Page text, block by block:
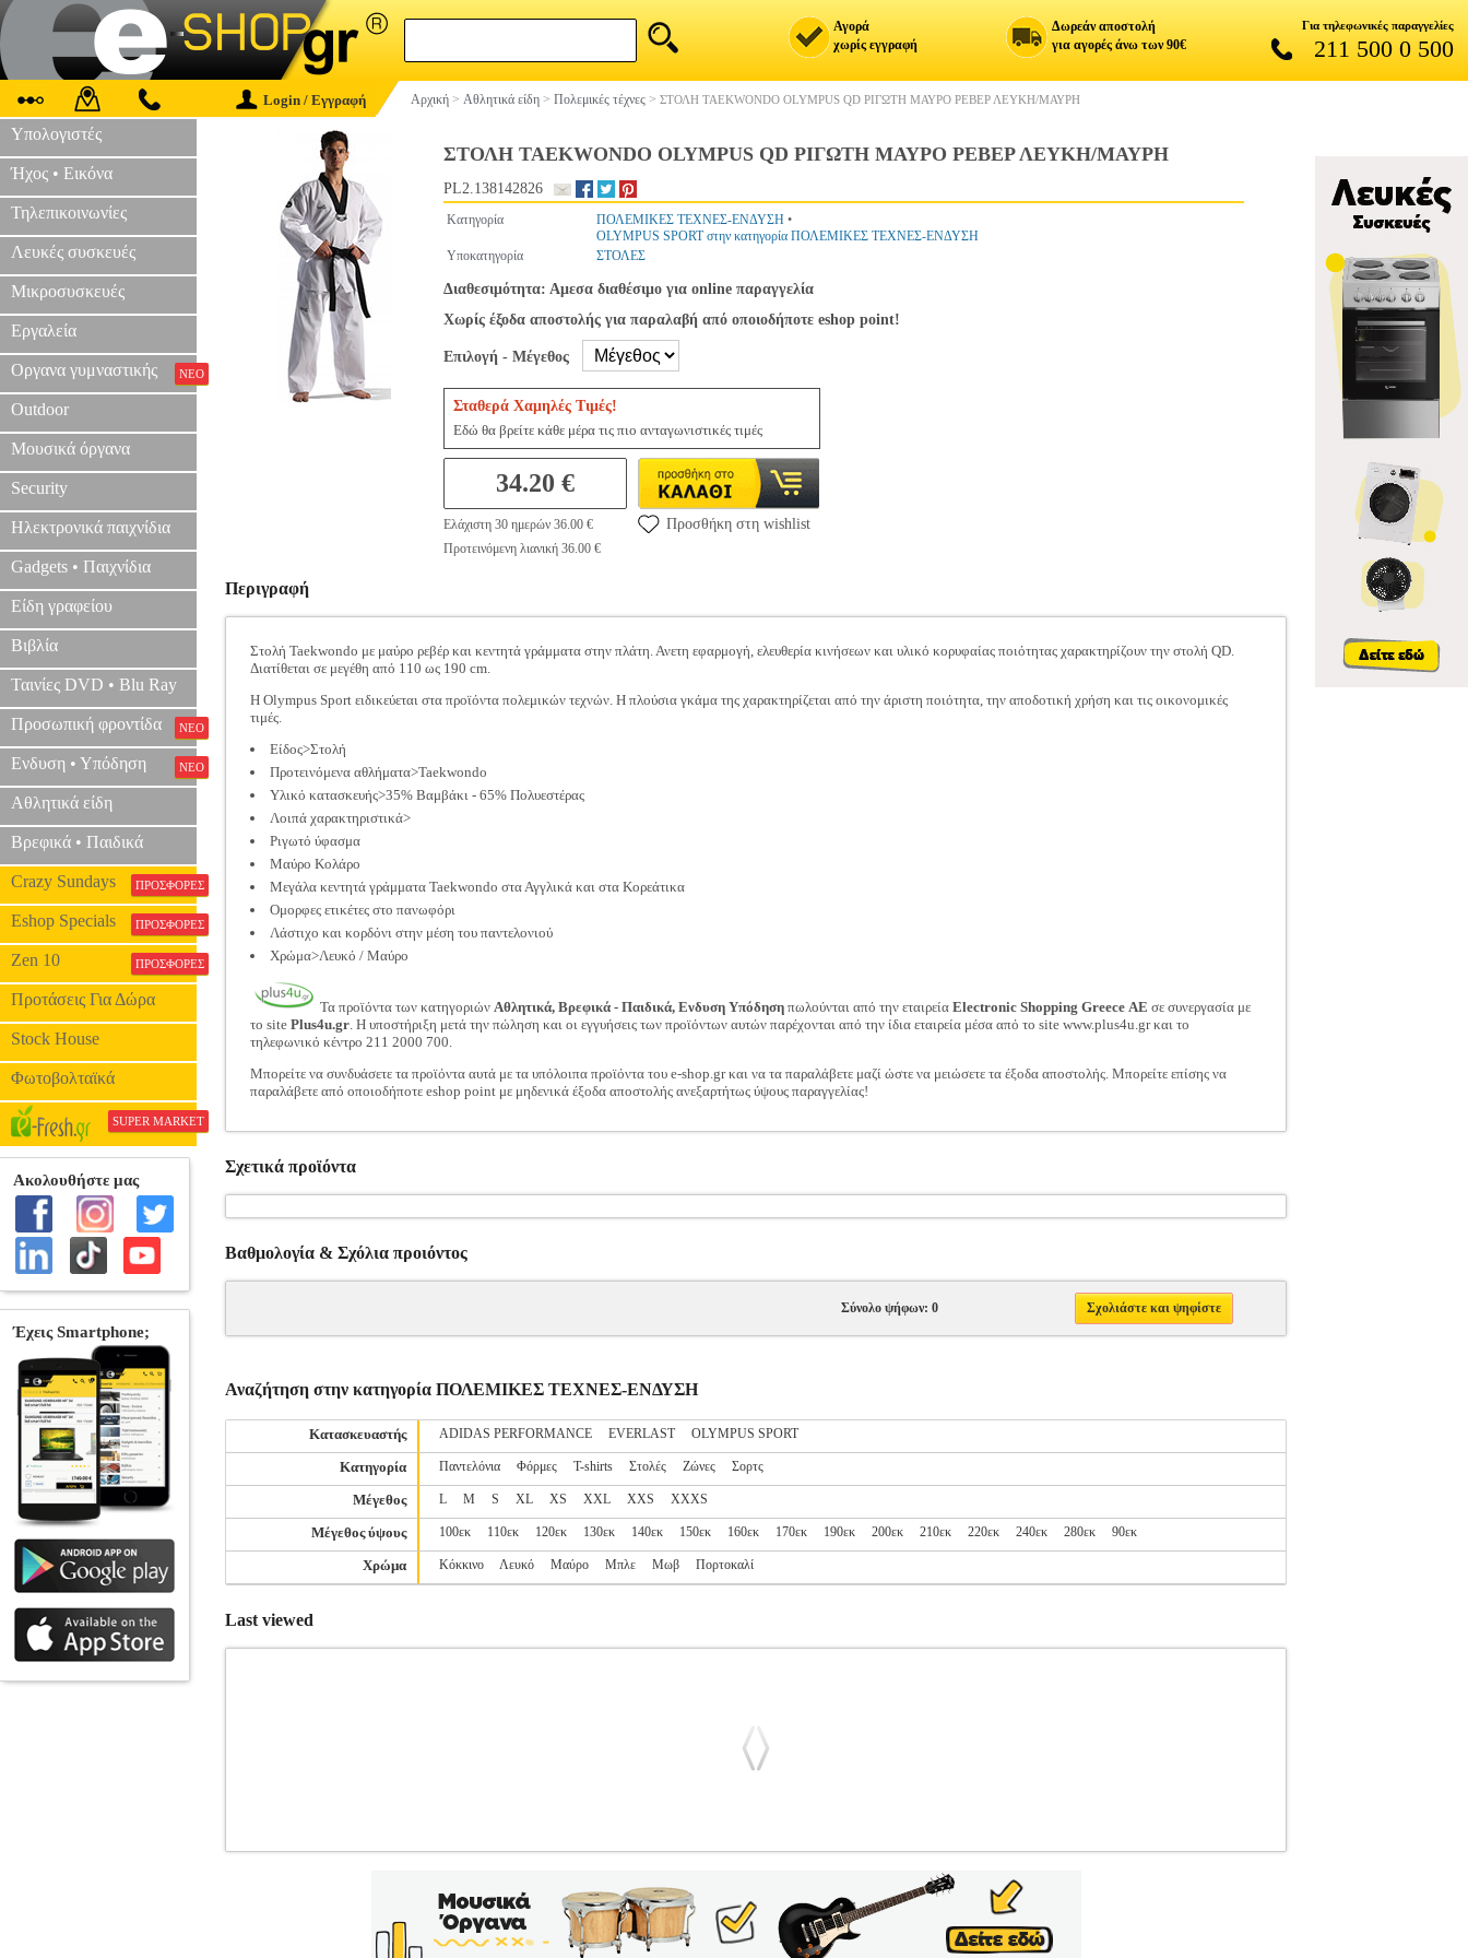
Αγορά
χωρίς εγγραφή
Δωρεάν αποστολή
για αγορές άνω των 90€
Για τηλεφωνικές παραγγελίες
211 500 0 500
Login / Εγγραφή Αρχική > Αθλητικά είδη > Πολεμικές τέχνες > ΣΤΟΛΗ TAEKWONDO OLYMPUS QD ΡΙΓΩΤΗ ΜΑΥΡΟ ΡΕΒΕΡ ΛΕΥΚΗ/ΜΑΥΡΗ
Υπολογιστές
Ήχος • Εικόνα
Τηλεπικοινωνίες
Λευκές συσκευές
Μικροσυσκευές
Εργαλεία
Οργανα γυμναστικής ΝΕΟ
Outdoor
Μουσικά όργανα
Security
Ηλεκτρονικά παιχνίδια
Gadgets • Παιχνίδια
Είδη γραφείου
Βιβλία
Ταινίες DVD • Blu Ray
Προσωπική φροντίδα ΝΕΟ
Ενδυση • Υπόδηση ΝΕΟ
Αθλητικά είδη
Βρεφικά • Παιδικά
Crazy Sundays ΠΡΟΣΦΟΡΕΣ
Eshop Specials ΠΡΟΣΦΟΡΕΣ
Zen 10 ΠΡΟΣΦΟΡΕΣ
Προτάσεις Για Δώρα
Stock House
Φωτοβολταϊκά
SUPER MARKET
ΣΤΟΛΗ TAEKWONDO OLYMPUS QD ΡΙΓΩΤΗ ΜΑΥΡΟ ΡΕΒΕΡ ΛΕΥΚΗ/ΜΑΥΡΗ
PL2.138142826
Κατηγορία ΠΟΛΕΜΙΚΕΣ ΤΕΧΝΕΣ-ΕΝΔΥΣΗ •
OLYMPUS SPORT στην κατηγορία ΠΟΛΕΜΙΚΕΣ ΤΕΧΝΕΣ-ΕΝΔΥΣΗ
Υποκατηγορία
ΣΤΟΛΕΣ
Διαθεσιμότητα: Αμεσα διαθέσιμο για online παραγγελία
Χωρίς έξοδα αποστολής για παραλαβή από οποιοδήποτε eshop point!
Επιλογή - Μέγεθος
Σταθερά Χαμηλές Τιμές!
Εδώ θα βρείτε κάθε μέρα τις πιο ανταγωνιστικές τιμές
34.20 €
Ελάχιστη 30 ημερών 36.00 €
Προτεινόμενη λιανική 36.00 €
Προσθήκη στη wishlist
Περιγραφή
Στολή Taekwondo με μαύρο ρεβέρ και κεντητά γράμματα στην πλάτη. Ανετη εφαρμογή, ελευθερία κινήσεων και υλικό κορυφαίας ποιότητας χαρακτηρίζουν την στολή QD.
Διατίθεται σε μεγέθη από 110 ως 190 cm.
Η Olympus Sport ειδικεύεται στα προϊόντα πολεμικών τεχνών. Η πλούσια γκάμα της χαρακτηρίζεται από την άριστη ποιότητα, την αποδοτική χρήση και τις οικονομικές
τιμές.
Είδος>Στολή
Προτεινόμενα αθλήματα>Taekwondo
Υλικό κατασκευής>35% Βαμβάκι - 65% Πολυεστέρας
Λοιπά χαρακτηριστικά>
Ριγωτό ύφασμα
Μαύρο Κολάρο
Μεγάλα κεντητά γράμματα Taekwondo στα Αγγλικά και στα Κορεάτικα
Oμορφες ετικέτες στο πανωφόρι
Λάστιχο και κορδόνι στην μέση του παντελονιού
Χρώμα>Λευκό / Μαύρο
Τα προϊόντα των κατηγοριών Αθλητικά, Βρεφικά - Παιδικά, Ενδυση Υπόδηση πωλούνται από την εταιρεία Electronic Shopping Greece ΑΕ σε συνεργασία με
το site Plus4u.gr. Η υποστήριξη μετά την πώληση και οι εγγυήσεις των προϊόντων αυτών παρέχονται από την ίδια εταιρεία μέσα από το site www.plus4u.gr και το
τηλεφωνικό κέντρο 211 2000 700.
Μπορείτε να συνδυάσετε τα προϊόντα αυτά με τα υπόλοιπα προϊόντα του e-shop.gr και να τα παραλάβετε μαζί ώστε να μειώσετε τα έξοδα αποστολής. Μπορείτε επίσης να
παραλάβετε από οποιοδήποτε eshop point με μηδενικά έξοδα αποστολής ανεξαρτήτως ύψους παραγγελίας!
Σχετικά προϊόντα
Βαθμολογία & Σχόλια προιόντος
Σύνολο ψήφων: 0 Σχολιάστε και ψηφίστε
Αναζήτηση στην κατηγορία ΠΟΛΕΜΙΚΕΣ ΤΕΧΝΕΣ-ΕΝΔΥΣΗ
Κατασκευαστής ADIDAS PERFORMANCE EVERLAST OLYMPUS SPORT
Κατηγορία Παντελόνια Φόρμες T-shirts Στολές Ζώνες Σορτς
Μέγεθος L M S XL XS XXL XXS XXXS
Μέγεθος ύψους 100εκ 110εκ 120εκ 130εκ 140εκ 150εκ 160εκ 170εκ 190εκ 200εκ 210εκ 220εκ 240εκ 280εκ 90εκ
Χρώμα Κόκκινο Λευκό Μαύρο Μπλε Μωβ Πορτοκαλί
Last viewed
Κατηγορία: ΠΟΛΕΜΙΚΕΣ ΤΕΧΝΕΣ-ΕΝΔΥΣΗ •OLYMPUS SPORT στην κατηγορία ΠΟΛΕΜΙΚΕΣ ΤΕΧΝΕΣ-
ΕΝΔΥΣΗ Στολή Taekwondo με μαύρο ρεβέρ και κεντητά γράμματα στην πλάτη. Ανετη εφαρμογή, ελευθερία κινήσεων και υλικό κορυφαίας ποιότητας
χαρακτηρίζουν την στολή QD. Διατίθεται σε μεγέθη από 110 ως 190 cm. Η Olympus Sport ειδικεύεται στα προϊόντα πολεμικών τεχνών. Η πλούσια γκάμα της
χαρακτηρίζεται από την άριστη ποιότητα, την αποδοτική χρήση και τις οικονομικές τιμές. • Είδος>Στολή• Προτεινόμενα αθλήματα>Taekwondo• Υλικό